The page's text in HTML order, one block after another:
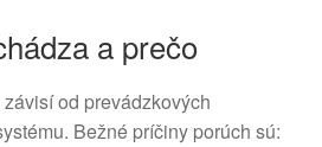
a prečo
od prevádzkových
Bežné príčiny porúch sú: